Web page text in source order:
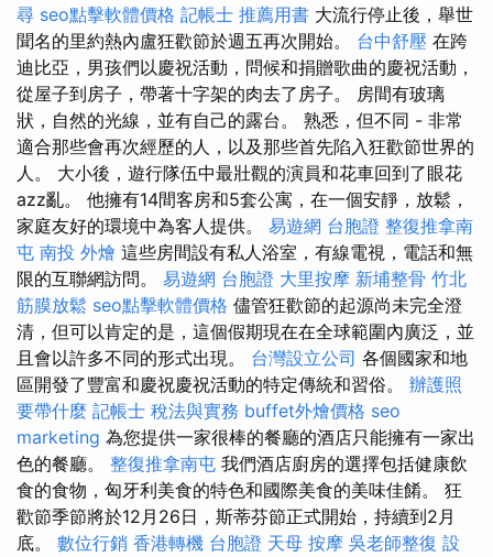
尋 seo點擊軟體價格 記帳士 推薦用書 大流行停止後，舉世
聞名的里約熱內盧狂歡節於週五再次開始。 台中舒壓 在跨
迪比亞，男孩們以慶祝活動，問候和捐贈歌曲的慶祝活動，
從屋子到房子，帶著十字架的肉去了房子。 房間有玻璃
狀，自然的光線，並有自己的露台。 熟悉，但不同 - 非常
適合那些會再次經歷的人，以及那些首先陷入狂歡節世界的
人。 大小後，遊行隊伍中最壯觀的演員和花車回到了眼花
azz亂。 他擁有14間客房和5套公寓，在一個安靜，放鬆，
家庭友好的環境中為客人提供。 易遊網 台胞證 整復推拿南
屯 南投 外燴 這些房間設有私人浴室，有線電視，電話和無
限的互聯網訪問。 易遊網 台胞證 大里按摩 新埔整骨 竹北
筋膜放鬆 seo點擊軟體價格 儘管狂歡節的起源尚未完全澄
清，但可以肯定的是，這個假期現在在全球範圍內廣泛，並
且會以許多不同的形式出現。 台灣設立公司 各個國家和地
區開發了豐富和慶祝慶祝活動的特定傳統和習俗。 辦護照
要帶什麼 記帳士 稅法與實務 buffet外燴價格 seo
marketing 為您提供一家很棒的餐廳的酒店只能擁有一家出
色的餐廳。 整復推拿南屯 我們酒店廚房的選擇包括健康飲
食的食物，匈牙利美食的特色和國際美食的美味佳餚。 狂
歡節季節將於12月26日，斯蒂芬節正式開始，持續到2月
底。 數位行銷 香港轉機 台胞證 天母 按摩 吳老師整復 設